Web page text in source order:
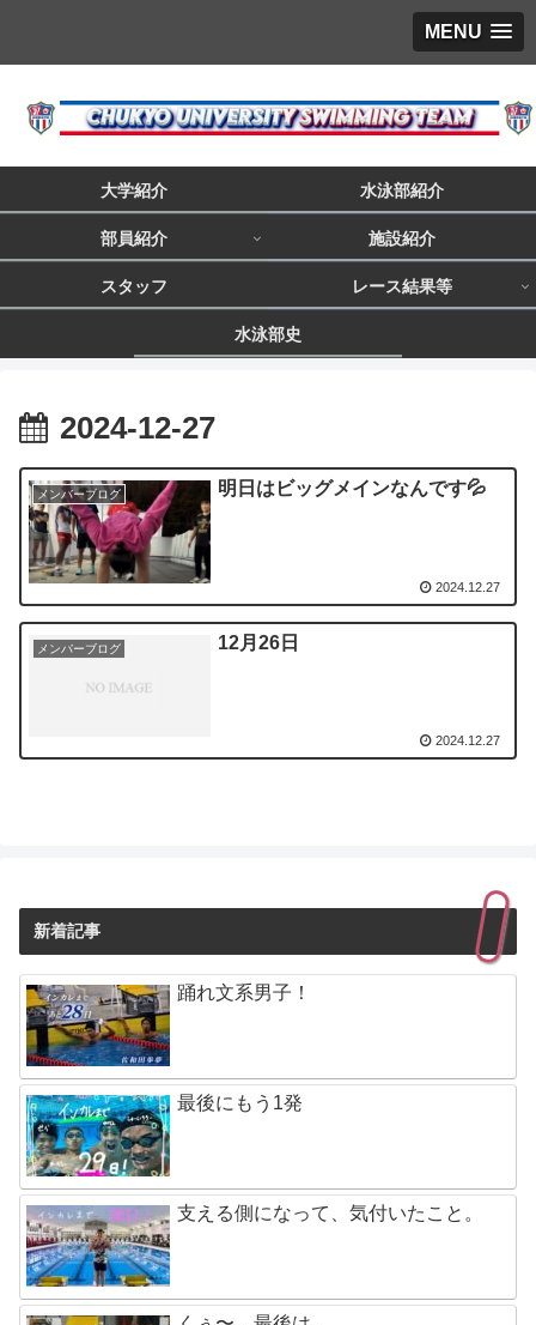
MENU
大学紹介 水泳部紹介
部員紹介 施設紹介
スタッフ レース結果等
水泳部史
2024-12-27
メンバーブログ 明日はビッグメインなんです💦
2024.12.27
メンバーブログ 12月26日
2024.12.27
新着記事
踊れ文系男子！
最後にもう1発
支える側になって、気付いたこと。